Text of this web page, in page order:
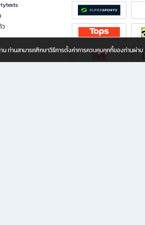
ว
ท่านสามารถศึกษาวิธีการตั้งค่าการควบคุมคุกกี้ของท่านผ่าน